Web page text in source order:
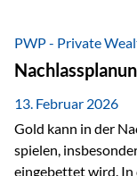
Liechtenstein eine
Euro, mit einem
Und genau an
PWP - Private
13. Februar 2026
Gold kann in der
spielen,
eingebettet wird. In